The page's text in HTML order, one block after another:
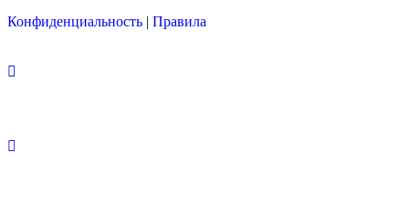
Конфиденциальность | Правила